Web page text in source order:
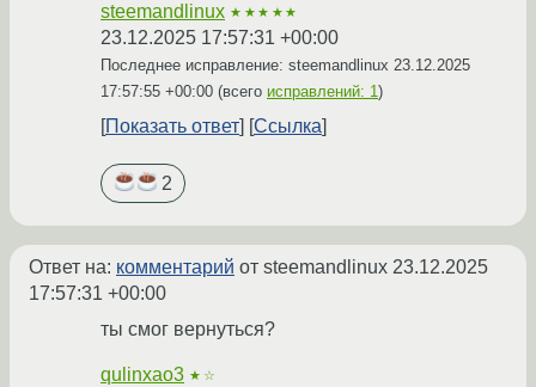
steemandlinux ★★★★★
23.12.2025 17:57:31 +00:00
Последнее исправление: steemandlinux 23.12.2025
17:57:55 +00:00 (всего исправлений: 1)
Показать ответ Ссылка
2
Ответ на: комментарий от steemandlinux 23.12.2025
17:57:31 +00:00
ты смог вернуться?
qulinxao3 ★☆